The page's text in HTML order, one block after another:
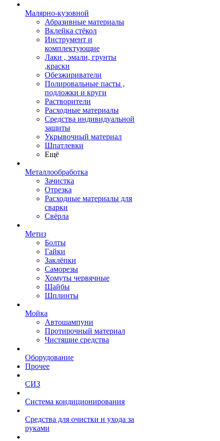
Малярно-кузовной
Абразивные материалы
Вклейка стёкол
Инструмент и
комплектующие
Лаки , эмали, грунты
,краски
Обезжириватели
Полировальные пасты ,
подложки и круги
Растворители
Расходные материалы
Средства индивидуальной
защиты
Укрывочный материал
Шпатлевки
Ещё
Металлообработка
Зачистка
Отрезка
Расходные материалы для
сварки
Свёрла
Метиз
Болты
Гайки
Заклёпки
Саморезы
Хомуты червячные
Шайбы
Шплинты
Мойка
Автошампуни
Протирочный материал
Чистящие средства
Оборудование
Прочее
СИЗ
Система кондиционирования
Средства для очистки и ухода за
руками